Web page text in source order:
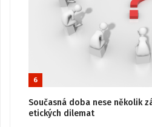
6
Současná doba nese několik
etických dilemat